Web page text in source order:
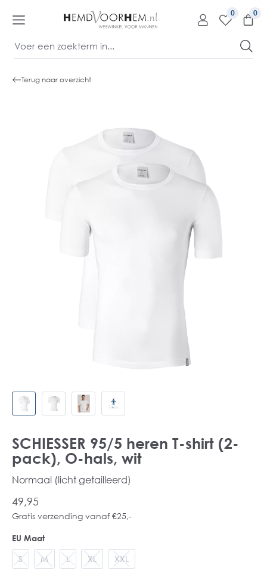
0
Terug naar overzicht
SCHIESSER 95/5 heren T-shirt (2-
pack), O-hals, wit
Normaal (licht getailleerd)
49,95
Gratis verzending vanaf €25,-
EU Maat
S M L XL XXL